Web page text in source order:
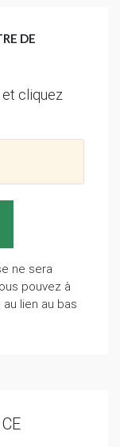
DE
cliquez
ne sera
pouvez à
lien au bas